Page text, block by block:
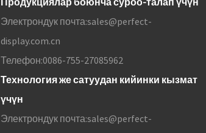
Электрондук почта:sales@perfect-
display.com.cn
Телефон:0086-755-27085962
Технология же сатуудан кийинки кызмат
үчүн
Электрондук почта:sales@perfect-